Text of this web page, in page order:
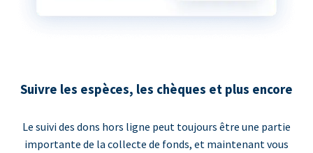
Suivre les espèces, les chèques et plus encore
Le suivi des dons hors ligne peut toujours être une partie
importante de la collecte de fonds, et maintenant vous